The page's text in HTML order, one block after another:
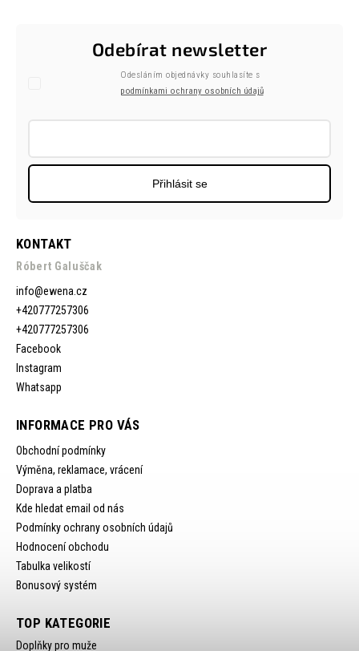
KONTAKT
Róbert Galuščak
info@ewena.cz
+420777257306
+420777257306
Facebook
Instagram
Whatsapp
INFORMACE PRO VÁS
Obchodní podmínky
Výměna, reklamace, vrácení
Doprava a platba
Kde hledat email od nás
Podmínky ochrany osobních údajů
Hodnocení obchodu
Tabulka velikostí
Bonusový systém
Odebírat newsletter
Odesláním objednávky souhlasíte s
podmínkami ochrany osobních údajů
Přihlásit se
TOP KATEGORIE
Doplňky pro muže